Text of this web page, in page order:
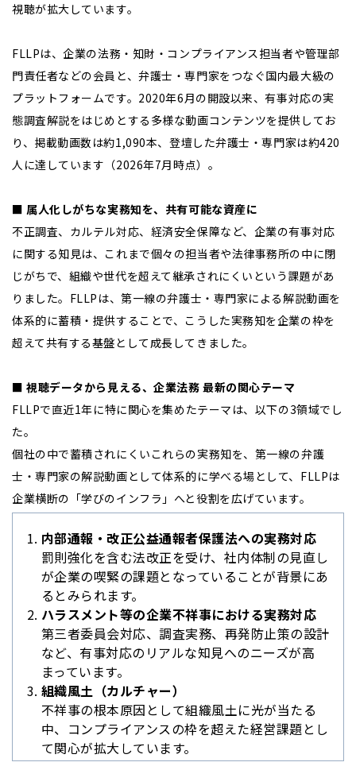
視聴が拡大しています。
FLLPは、企業の法務・知財・コンプライアンス担当者や管理部
門責任者などの会員と、弁護士・専門家をつなぐ国内最大級の
プラットフォームです。2020年6月の開設以来、有事対応の実
態調査解説をはじめとする多様な動画コンテンツを提供してお
り、掲載動画数は約1,090本、登壇した弁護士・専門家は約420
人に達しています（2026年7月時点）。
■ 属人化しがちな実務知を、共有可能な資産に
不正調査、カルテル対応、経済安全保障など、企業の有事対応
に関する知見は、これまで個々の担当者や法律事務所の中に閉
じがちで、組織や世代を超えて継承されにくいという課題があ
りました。FLLPは、第一線の弁護士・専門家による解説動画を
体系的に蓄積・提供することで、こうした実務知を企業の枠を
超えて共有する基盤として成長してきました。
■ 視聴データから見える、企業法務 最新の関心テーマ
FLLPで直近1年に特に関心を集めたテーマは、以下の3領域でし
た。
個社の中で蓄積されにくいこれらの実務知を、第一線の弁護
士・専門家の解説動画として体系的に学べる場として、FLLPは
企業横断の「学びのインフラ」へと役割を広げています。
内部通報・改正公益通報者保護法への実務対応
罰則強化を含む法改正を受け、社内体制の見直し
が企業の喫緊の課題となっていることが背景にあ
るとみられます。
ハラスメント等の企業不祥事における実務対応
第三者委員会対応、調査実務、再発防止策の設計
など、有事対応のリアルな知見へのニーズが高
まっています。
組織風土（カルチャー）
不祥事の根本原因として組織風土に光が当たる
中、コンプライアンスの枠を超えた経営課題とし
て関心が拡大しています。